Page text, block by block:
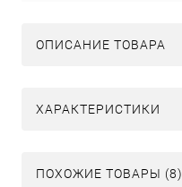
ОПИСАНИЕ ТОВАРА
ХАРАКТЕРИСТИКИ
ПОХОЖИЕ ТОВАРЫ (8)